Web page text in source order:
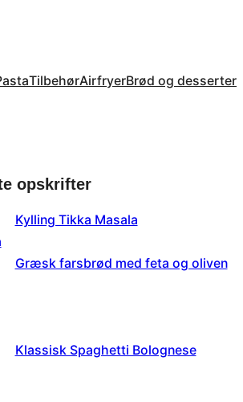
TilbehørAirfryerBrød og desserter
opskrifter
Kylling Tikka Masala
Græsk farsbrød med feta og oliven
Klassisk Spaghetti Bolognese